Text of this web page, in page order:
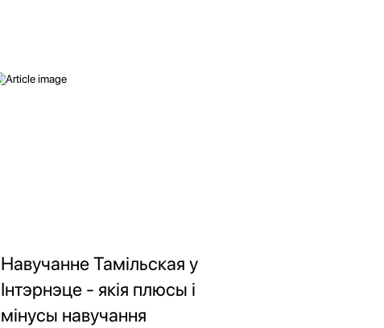
Навучанне Тамільская у
Інтэрнэце - якія плюсы і
мінусы навучання